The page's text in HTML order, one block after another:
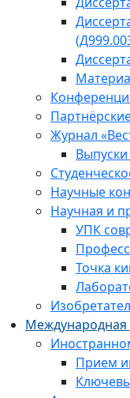
Журнал
Научные
Научная и
УПК
Точка
Международная
Прием